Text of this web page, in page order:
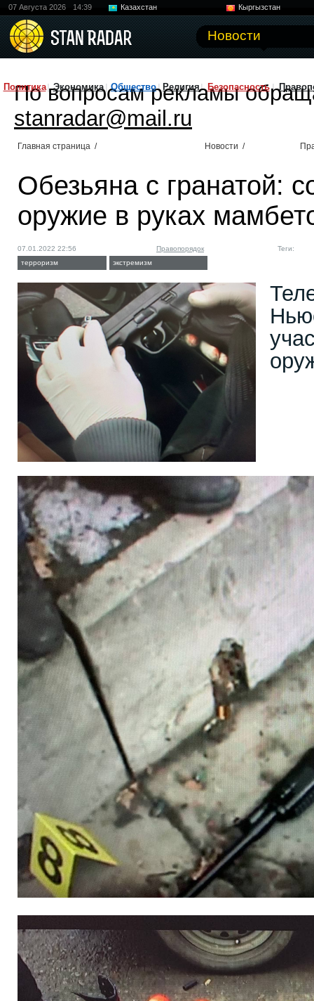
07 Августа 2026 14:39 Казахстан
Кыргызстан
Новости
Политика Экономика Общество Религия Безопасность
По вопросам рекламы
stanradar@mail.ru
Главная страница / Новости /
Обезьяна с гранатой:
оружие в руках
07.01.2022 22:56 Правопорядок
Теги:
терроризм
экстремизм